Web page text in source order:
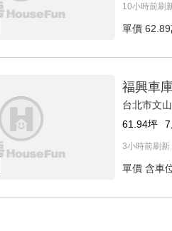
10小時前刷
單價
福興車
台北市文
61.94坪
3小時前刷新
單價 含車